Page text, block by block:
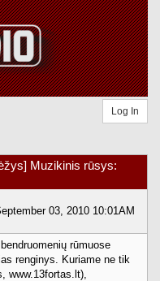
Log In
Muzikinis rūsys:
03, 2010 10:01AM
rūmuose
renginys. Kuriame ne tik
www.13fortas.lt),